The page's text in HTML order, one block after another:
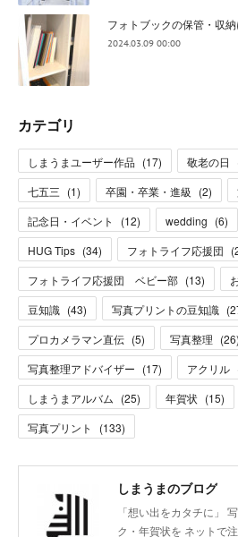
フォトブックの保管・収
2024.03.09 00:00
カテゴリ
しまうまユーザー作品 (17) 敬老の日
七五三 (1) 卒園・卒業・進級 (2)
記念日・イベント
(12) wedding (6)
HUG Tips (34) フォトライフ応援団 (
フォトライフ応援団 ベビー部 (13)
豆知識 (43) 写真プリントの豆知識 (
プロカメラマン直伝 (5) 写真整理 (26)
写真整理アドバイザー (17) アクリル
しまうまアルバム (25) 年賀状 (15)
写真プリント
(133)
しまうまのブログ
「想い出をカタチに」
ク・年賀状を ネットで